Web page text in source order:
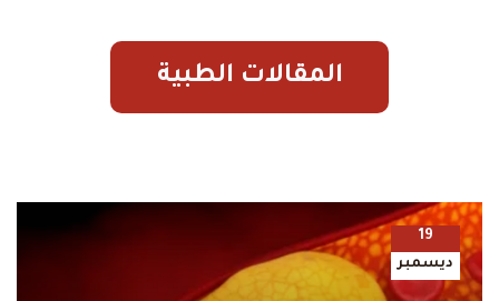
المقالات الطبية
19
ديسمبر